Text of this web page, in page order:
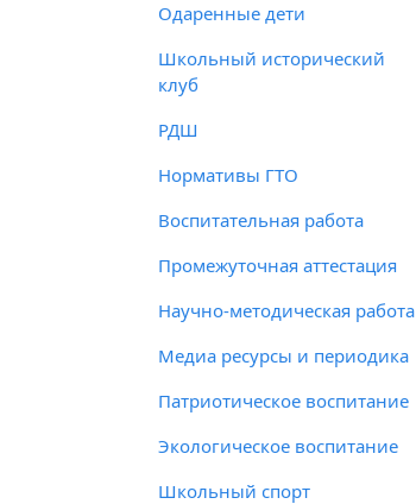
Одаренные дети
Школьный исторический
клуб
РДШ
Нормативы ГТО
Воспитательная работа
Промежуточная аттестация
Научно-методическая работа
Медиа ресурсы и периодика
Патриотическое воспитание
Экологическое воспитание
Школьный спорт